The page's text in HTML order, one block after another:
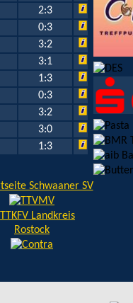
2:3
0:3
3:2
3:1
1:3
0:3
3:2
3:0
1:3